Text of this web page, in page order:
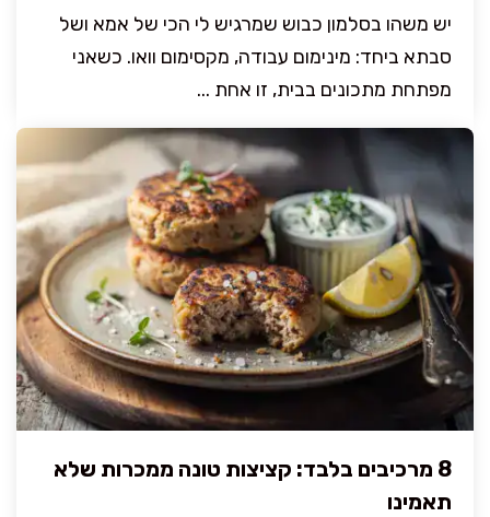
יש משהו בסלמון כבוש שמרגיש לי הכי של אמא ושל
סבתא ביחד: מינימום עבודה, מקסימום וואו. כשאני
מפתחת מתכונים בבית, זו אחת ...
8 מרכיבים בלבד: קציצות טונה ממכרות שלא
תאמינו